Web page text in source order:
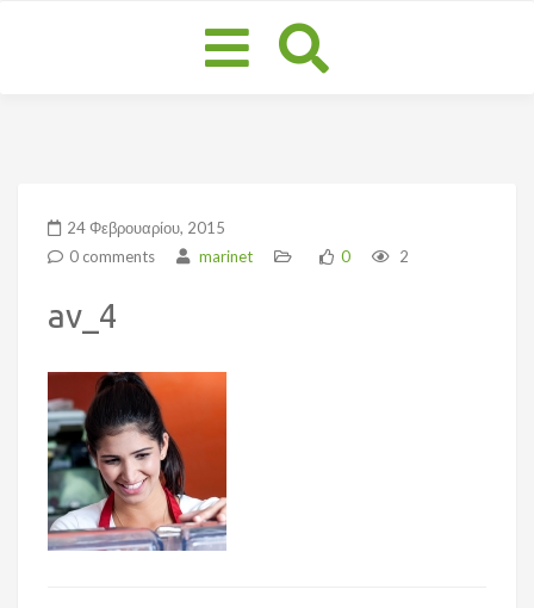
Toggle
navigation
24 Φεβρουαρίου, 2015
0 comments
marinet 0 2
av_4